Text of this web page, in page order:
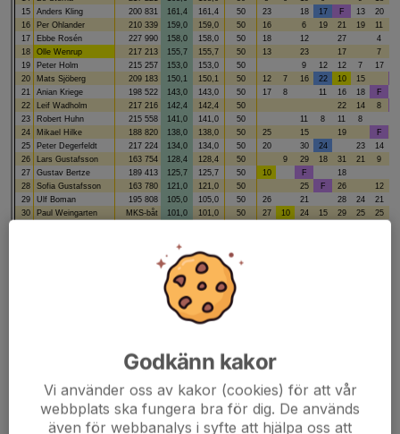
Godkänn kakor
Vi använder oss av kakor (cookies) för att vår
webbplats ska fungera bra för dig. De används
även för webbanalys i syfte att hjälpa oss att